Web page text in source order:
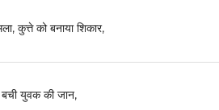
कुत्ते को बनाया शिकार,
युवक की जान,